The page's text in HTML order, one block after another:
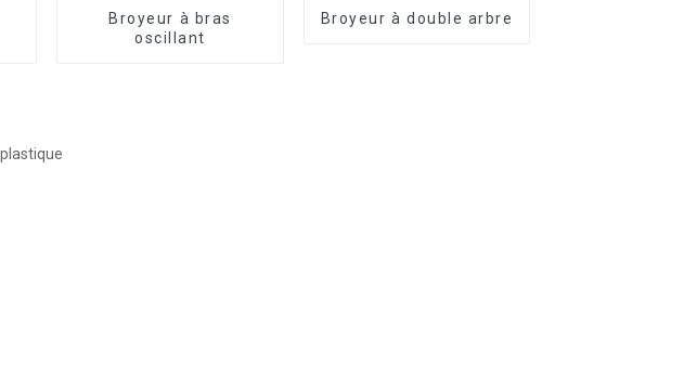
Broyeur à bras
oscillant
Broyeur à double arbre